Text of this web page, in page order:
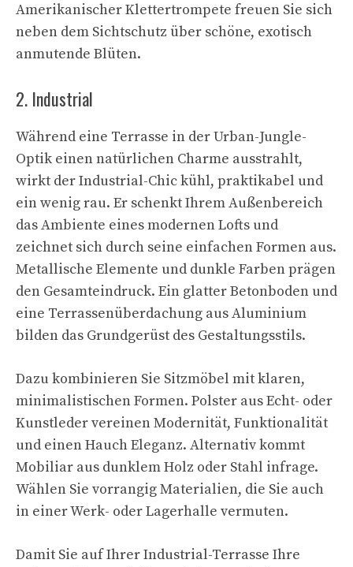
Amerikanischer Klettertrompete freuen Sie sich
neben dem Sichtschutz über schöne, exotisch
anmutende Blüten.
2. Industrial
Während eine Terrasse in der Urban-Jungle-
Optik einen natürlichen Charme ausstrahlt,
wirkt der Industrial-Chic kühl, praktikabel und
ein wenig rau. Er schenkt Ihrem Außenbereich
das Ambiente eines modernen Lofts und
zeichnet sich durch seine einfachen Formen aus.
Metallische Elemente und dunkle Farben prägen
den Gesamteindruck. Ein glatter Betonboden und
eine Terrassenüberdachung aus Aluminium
bilden das Grundgerüst des Gestaltungsstils.
Dazu kombinieren Sie Sitzmöbel mit klaren,
minimalistischen Formen. Polster aus Echt- oder
Kunstleder vereinen Modernität, Funktionalität
und einen Hauch Eleganz. Alternativ kommt
Mobiliar aus dunklem Holz oder Stahl infrage.
Wählen Sie vorrangig Materialien, die Sie auch
in einer Werk- oder Lagerhalle vermuten.
Damit Sie auf Ihrer Industrial-Terrasse Ihre